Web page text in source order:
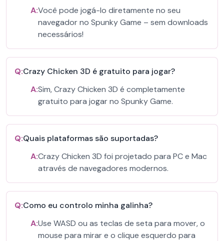
A:Você pode jogá-lo diretamente no seu
navegador no Spunky Game – sem downloads
necessários!
Q:Crazy Chicken 3D é gratuito para jogar?
A:Sim, Crazy Chicken 3D é completamente
gratuito para jogar no Spunky Game.
Q:Quais plataformas são suportadas?
A:Crazy Chicken 3D foi projetado para PC e Mac
através de navegadores modernos.
Q:Como eu controlo minha galinha?
A:Use WASD ou as teclas de seta para mover, o
mouse para mirar e o clique esquerdo para